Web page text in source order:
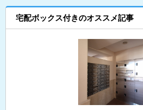
宅配ボックス付きのオススメ記事